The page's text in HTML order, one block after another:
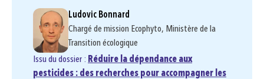
Ludovic Bonnard
Chargé de mission Ecophyto, Ministère de la
Transition écologique
Issu du dossier : Réduire la dépendance aux
pesticides : des recherches pour accompagner les